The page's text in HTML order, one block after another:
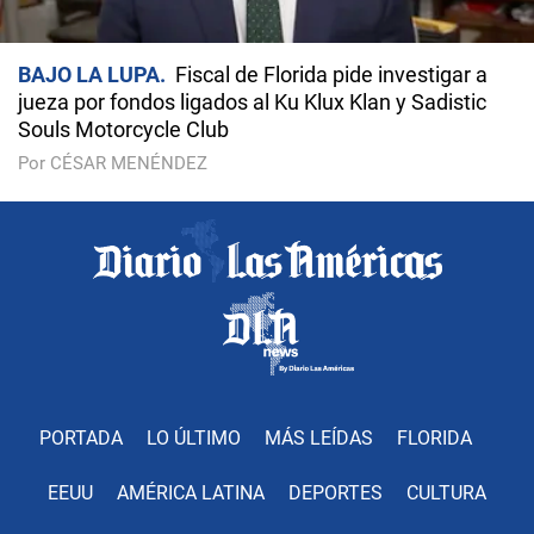
BAJO LA LUPA
Fiscal de Florida pide investigar a
jueza por fondos ligados al Ku Klux Klan y Sadistic
Souls Motorcycle Club
Por CÉSAR MENÉNDEZ
PORTADA LO ÚLTIMO MÁS LEÍDAS FLORIDA
EEUU AMÉRICA LATINA DEPORTES CULTURA